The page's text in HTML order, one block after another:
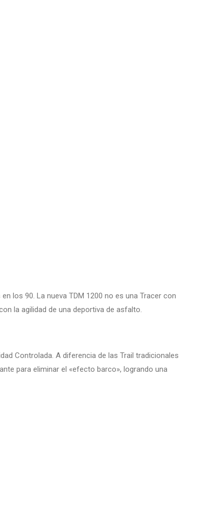
los 90. La nueva TDM 1200 no es una Tracer con
la agilidad de una deportiva de asfalto.
Controlada. A diferencia de las Trail tradicionales
para eliminar el «efecto barco», logrando una